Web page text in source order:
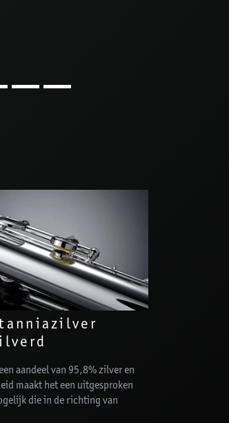
aandeel van 95,8% zilver en
maakt het een uitgesproken
die in de richting van